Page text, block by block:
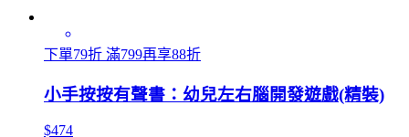
下單79折 滿799再享88折
小手按按有聲書：幼兒左右腦開發遊戲(精裝)
$474